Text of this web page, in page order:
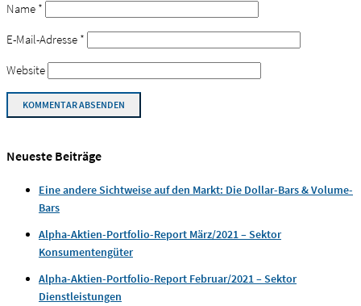
Name *
E-Mail-Adresse *
Website
Neueste Beiträge
Eine andere Sichtweise auf den Markt: Die Dollar-Bars & Volume-
Bars
Alpha-Aktien-Portfolio-Report März/2021 – Sektor
Konsumentengüter
Alpha-Aktien-Portfolio-Report Februar/2021 – Sektor
Dienstleistungen